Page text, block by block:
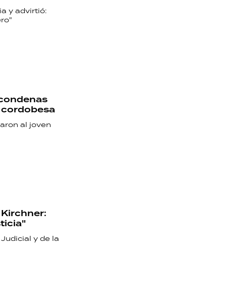
y advirtió:
cordobesa
al joven
y de la